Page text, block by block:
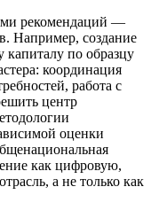
рекомендаций —
Например, создание
капиталу по образцу
координация
работа с
центр
оценки
как цифровую,
а не только как